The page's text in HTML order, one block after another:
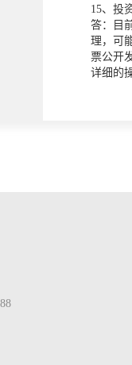
15、投
答：目
理，可
票公开
详细的